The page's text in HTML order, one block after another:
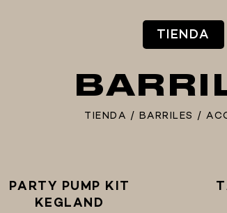
TIENDA
TIENDA / BARRILES /
PARTY PUMP KIT
KEGLAND